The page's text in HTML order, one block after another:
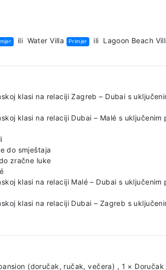
ili Water Villa Primjer ili Lagoon Beach
klasi na relaciji Zagreb – Dubai s
klasi na relaciji Dubai – Malé s uključenim
do smještaja
zračne luke
klasi na relaciji Malé – Dubai s uključenim
klasi na relaciji Dubai – Zagreb s
(doručak, ručak, večera) , 1 × Doručak